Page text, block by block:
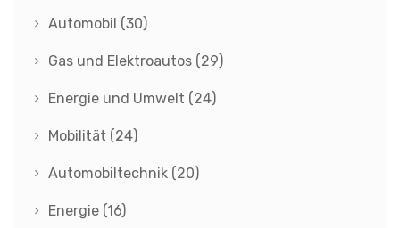
Automobil (30)
Gas und Elektroautos (29)
Energie und Umwelt (24)
Mobilität (24)
Automobiltechnik (20)
Energie (16)